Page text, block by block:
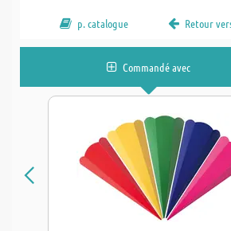
p. catalogue Retour
Commandé avec